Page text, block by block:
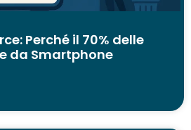
Perché il 70% delle
da Smartphone